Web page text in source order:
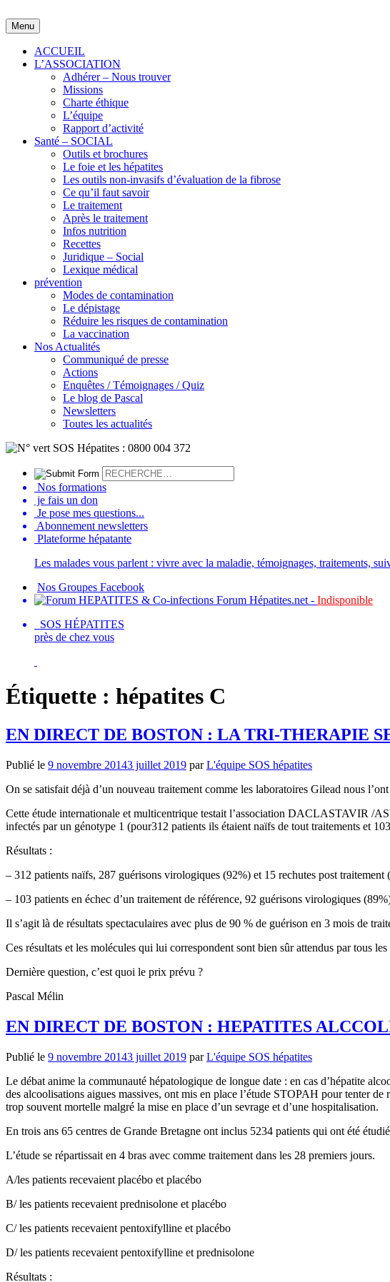
to
content
Menu
ACCUEIL
L’ASSOCIATION
Adhérer – Nous trouver
Missions
Charte éthique
L’équipe
Rapport d’activité
Santé – SOCIAL
Outils et brochures
Le foie et les hépatites
Les outils non-invasifs d’évaluation de la fibrose
Ce qu’il faut savoir
Le traitement
Après le traitement
Infos nutrition
Recettes
Juridique – Social
Lexique médical
prévention
Modes de contamination
Le dépistage
Réduire les risques de contamination
La vaccination
Nos Actualités
Communiqué de presse
Actions
Enquêtes / Témoignages / Quiz
Le blog de Pascal
Newsletters
Toutes les actualités
Nos formations
je fais un don
Je pose mes questions...
Abonnement newsletters
Plateforme hépatante
Les malades vous parlent : vivre avec la maladie, témoignages, traitements,
Nos Groupes Facebook
Forum Hépatites.net - Indisponible
SOS HÉPATITES
près de chez vous
Étiquette : hépatites C
EN DIRECT DE BOSTON : LA TRI-THERAPIE
Publié le 9 novembre 20143 juillet 2019 parL'équipe SOS hépatites
On se satisfait déjà d’un nouveau traitement comme les laboratoires Gilead nous
Cette étude internationale et multicentrique testait l’association DACLASTAVIR /
infectés par un génotype 1 (pour312 patients ils étaient naïfs de tout traitements et
Résultats :
– 312 patients naïfs, 287 guérisons virologiques (92%) et 15 rechutes post traitement
– 103 patients en échec d’un traitement de référence, 92 guérisons virologiques
Il s’agit là de résultats spectaculaires avec plus de 90 % de guérison en 3 mois de
Ces résultats et les molécules qui lui correspondent sont bien sûr attendus par tous
Dernière question, c’est quoi le prix prévu ?
Pascal Mélin
EN DIRECT DE BOSTON : HEPATITES
Publié le 9 novembre 20143 juillet 2019 parL'équipe SOS hépatites
Le débat anime la communauté hépatologique de longue date : en cas d’hépatite
des alcoolisations aigues massives, ont mis en place l’étude STOPAH pour tenter
trop souvent mortelle malgré la mise en place d’un sevrage et d’une hospitalisation.
En trois ans 65 centres de Grande Bretagne ont inclus 5234 patients qui ont été
L’étude se répartissait en 4 bras avec comme traitement dans les 28 premiers jours.
A/les patients recevaient placébo et placébo
B/ les patients recevaient prednisolone et placébo
C/ les patients recevaient pentoxifylline et placébo
D/ les patients recevaient pentoxifylline et prednisolone
Résultats :